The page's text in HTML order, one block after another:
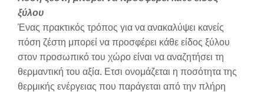
ξύλου
Ένας πρακτικός τρόπος για να ανακαλύψει κανείς
πόση ζέστη μπορεί να προσφέρει κάθε είδος ξύλου
στον προσωπικό του χώρο είναι να αναζητήσει τη
θερμαντική του αξία. Ετσι ονομάζεται η ποσότητα της
θερμικής ενέργειας που παράγεται από την πλήρη